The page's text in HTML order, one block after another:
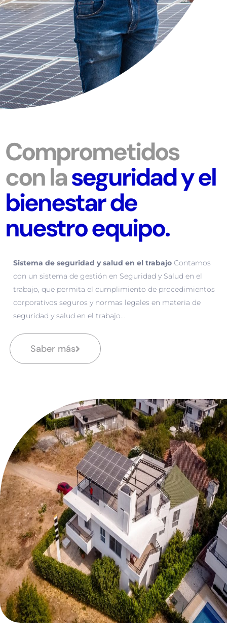
Comprometidos
con laseguridad y el
bienestar de
nuestro equipo.
Sistema de seguridad y salud en el trabajo Contamos
con un sistema de gestión en Seguridad y Salud en el
trabajo, que permita el cumplimiento de procedimientos
corporativos seguros y normas legales en materia de
seguridad y salud en el trabajo…
Saber más